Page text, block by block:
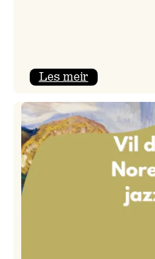
Les meir: